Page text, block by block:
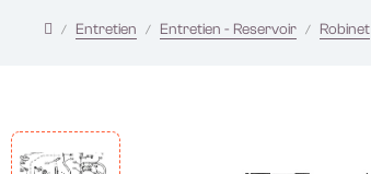
Entretien Entretien - Reservoir Robinet